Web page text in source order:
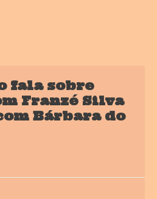
fala sobre
Franzé Silva
Bárbara do